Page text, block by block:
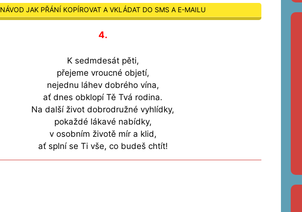
NÁVOD JAK PŘÁNÍ KOPÍROVAT A VKLÁDAT DO SMS A E-MAILU
4.
K sedmdesát pěti,
přejeme vroucné objetí,
nejednu láhev dobrého vína,
ať dnes obklopí Tě Tvá rodina.
Na další život dobrodružné vyhlídky,
pokaždé lákavé nabídky,
v osobním životě mír a klid,
ať splní se Ti vše, co budeš chtít!